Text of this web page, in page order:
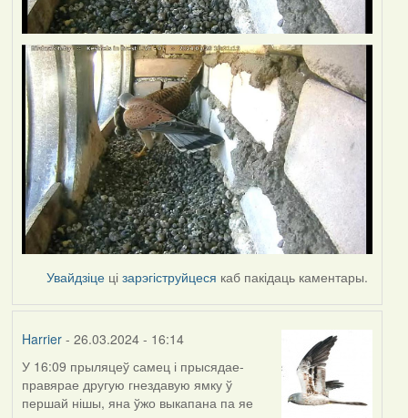
Увайдзіце цізарэгіструйцеся каб пакідаць каментары.
Harrier- 26.03.2024 - 16:14
У 16:09 прыляцеў самец і прысядае-
правярае другую гнездавую ямку ў
першай нішы, яна ўжо выкапана па яе